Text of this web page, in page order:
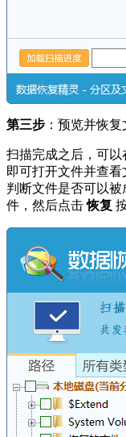
第三步 ：预览并恢复
扫描完成之后，可
即可打开文件并查
判断文件是否可以
件，然后点击恢复